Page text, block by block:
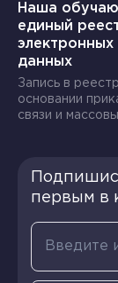
Наша
единый
данных
Запись в
основании
связи и
первым в